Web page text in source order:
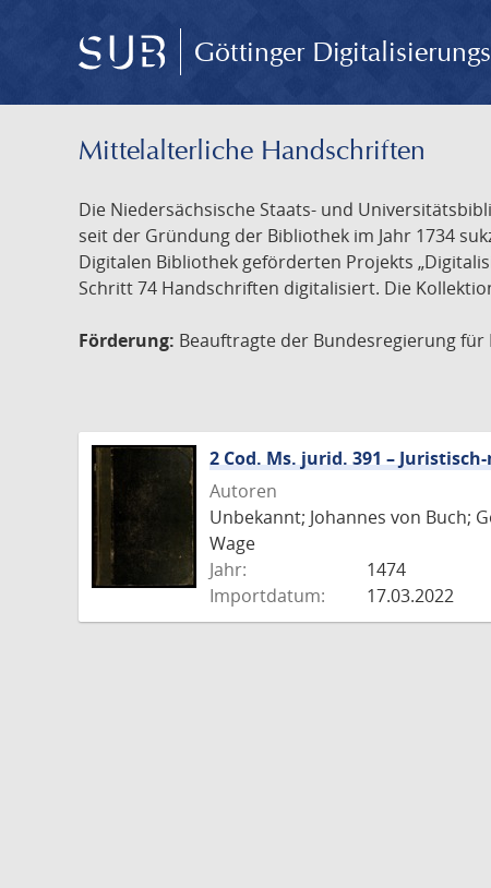
Göttinger
Mittelalterliche Handschriften
Die Niedersächsische Staats- und
seit der Gründung der Bibliothek im Jahr 1734
Digitalen Bibliothek geförderten Projekts
Schritt 74 Handschriften digitalisiert. Die
Förderung: Beauftragte der Bundesregierung
2 Cod. Ms. jurid. 391 –
Autoren
Unbekannt; Johannes von Buch;
Wage
Jahr:
1474
Importdatum:
17.03.2022